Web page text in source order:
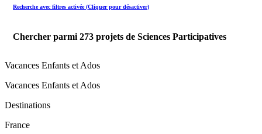
Recherche avec filtres activée (Cliquer pour désactiver)
Chercher parmi 273 projets de Sciences Participatives
Vacances Enfants et Ados
Vacances Enfants et Ados
Destinations
France